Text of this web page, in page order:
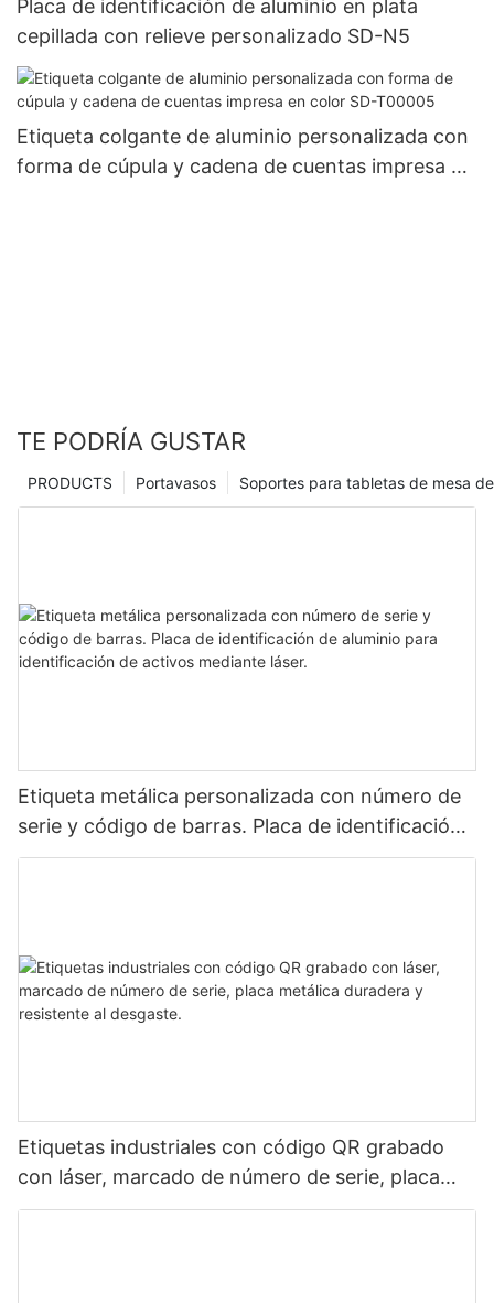
Placa de identificación de aluminio en plata
cepillada con relieve personalizado SD-N5
Etiqueta colgante de aluminio personalizada con
forma de cúpula y cadena de cuentas impresa en
TE PODRÍA GUSTAR
Soportes para tabletas de mesa
Portavasos
PRODUCTS
Etiqueta metálica personalizada con número de
serie y código de barras. Placa de identificación
de aluminio para identificación de activos
Etiquetas industriales con código QR grabado
con láser, marcado de número de serie, placa
metálica duradera y resistente al desgaste.